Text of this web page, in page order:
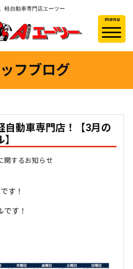
軽自動車専門店エーツー
menu
フブログ
自動車専門店！【3月の
関するお知らせ
す！
す！